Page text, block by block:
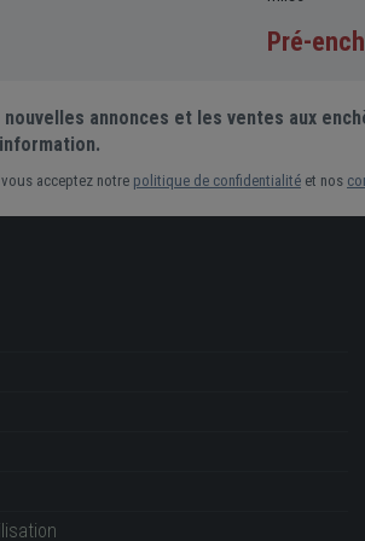
Pré-
annonces et les ventes aux
acceptez notre politique de confidentialité et nos